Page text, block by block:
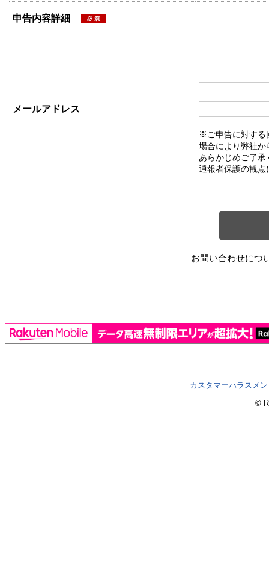
申告内容詳細
メールアドレス
※ご申告に対する
場合により弊社か
あらかじめご了承
通報者保護の観点
お問い合わせにつ
カスタマーハラスメ
©